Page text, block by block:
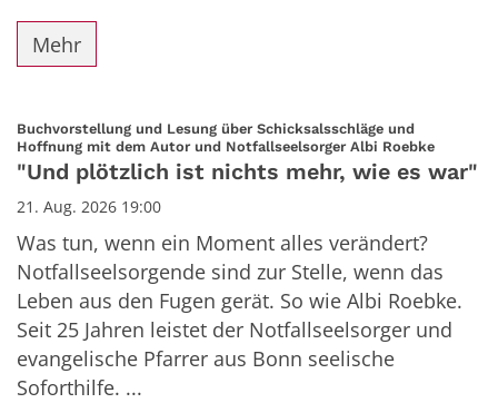
Mehr
Buchvorstellung und Lesung über Schicksalsschläge und
Hoffnung mit dem Autor und Notfallseelsorger Albi Roebke:
"Und plötzlich ist nichts mehr, wie es war"
21. Aug. 2026 19:00
Was tun, wenn ein Moment alles verändert?
Notfallseelsorgende sind zur Stelle, wenn das
Leben aus den Fugen gerät. So wie Albi Roebke.
Seit 25 Jahren leistet der Notfallseelsorger und
evangelische Pfarrer aus Bonn seelische
Soforthilfe. ...